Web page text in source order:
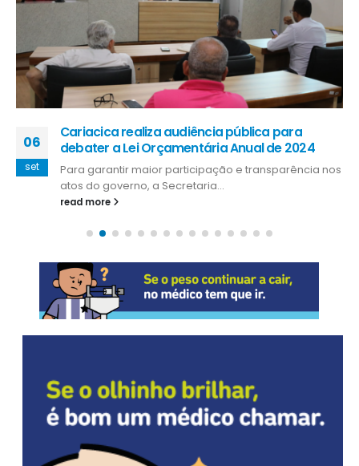
06
set
Cariacica realiza audiência pública para
debater a Lei Orçamentária Anual de 2024
Para garantir maior participação e transparência nos
atos do governo, a Secretaria...
read more